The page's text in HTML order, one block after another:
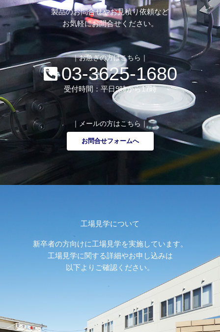
製品のお問合せやお見積り依頼など
お気軽にお問合せください。
｜お急ぎの方はこちら｜
03-3625-1680
受付時間：平日9時から17時
｜メールの方はこちら｜
お問合せフォームへ
工場見学について
新卒者の方向けに工場見学を実施しています。
工場見学に関する詳細やお申し込みは
以下よりご確認ください。